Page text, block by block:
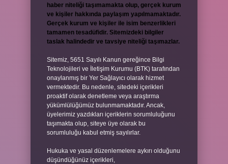
haber niteliği taşımamakta olup, gerçek kurum
ve kişiler hakkında paylaşım yapılmamaktadır.
Gerçek kurum ve kişiler ile isim benzerlikleri
tamamen tesadüfidir. Sitemizdeki bilgiler
taslak halindedir ve tavsiye niteliği taşımazlar.
Sitemiz, 5651 Sayılı Kanun gereğince Bilgi
Teknolojileri ve İletişim Kurumu (BTK) tarafından
onaylanmış bir Yer Sağlayıcı olarak hizmet
vermektedir. Bu nedenle, sitedeki içerikleri
proaktif olarak denetleme veya araştırma
yükümlülüğümüz bulunmamaktadır. Ancak,
üyelerimiz yazdıkları içeriklerin sorumluluğunu
taşımakta olup, siteye üye olarak bu
sorumluluğu kabul etmiş sayılırlar.
Hukuka ve yasal düzenlemelere aykırı olduğunu
düşündüğünüz içerikleri,